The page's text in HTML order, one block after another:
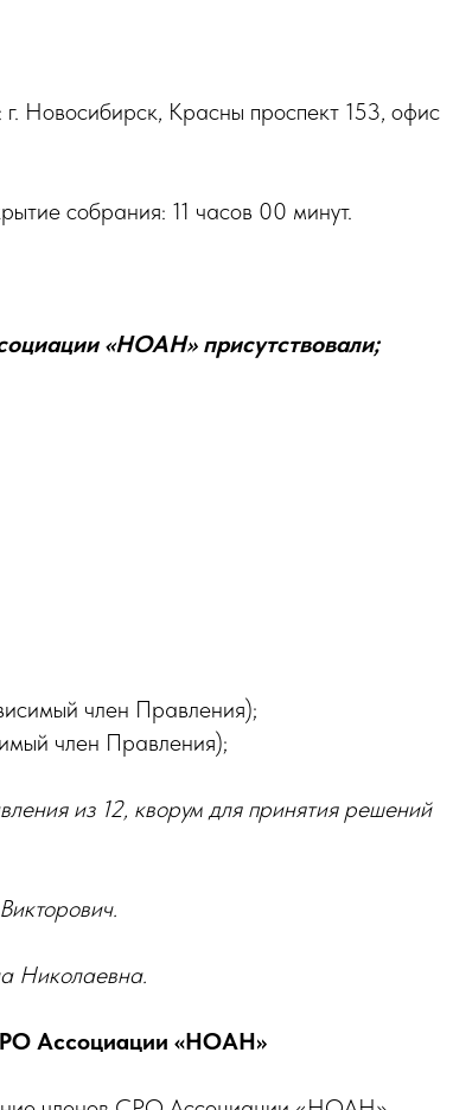
: г. Новосибирск, Красны проспект 153, офис
собрания: 11 часов 00 минут.
«НОАН» присутствовали;
член Правления);
член Правления);
из 12, кворум для принятия решений
Николаевна.
Ассоциации «НОАН»